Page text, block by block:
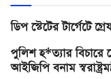
ডিপ স্টেটের টার্গেটে
পুলিশ হ*ত্যার বিচারে
আইজিপি বনাম